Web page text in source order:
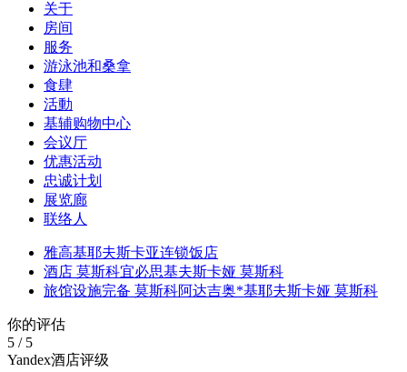
关于
房间
服务
游泳池和桑拿
食肆
活動
基辅购物中心
会议厅
优惠活动
忠诚计划
展览廊
联络人
雅高基耶夫斯卡亚连锁饭店
酒店 莫斯科宜必思基夫斯卡娅 莫斯科
旅馆设施完备 莫斯科阿达吉奥*基耶夫斯卡娅 莫斯科
你的评估
5 / 5
Yandex酒店评级